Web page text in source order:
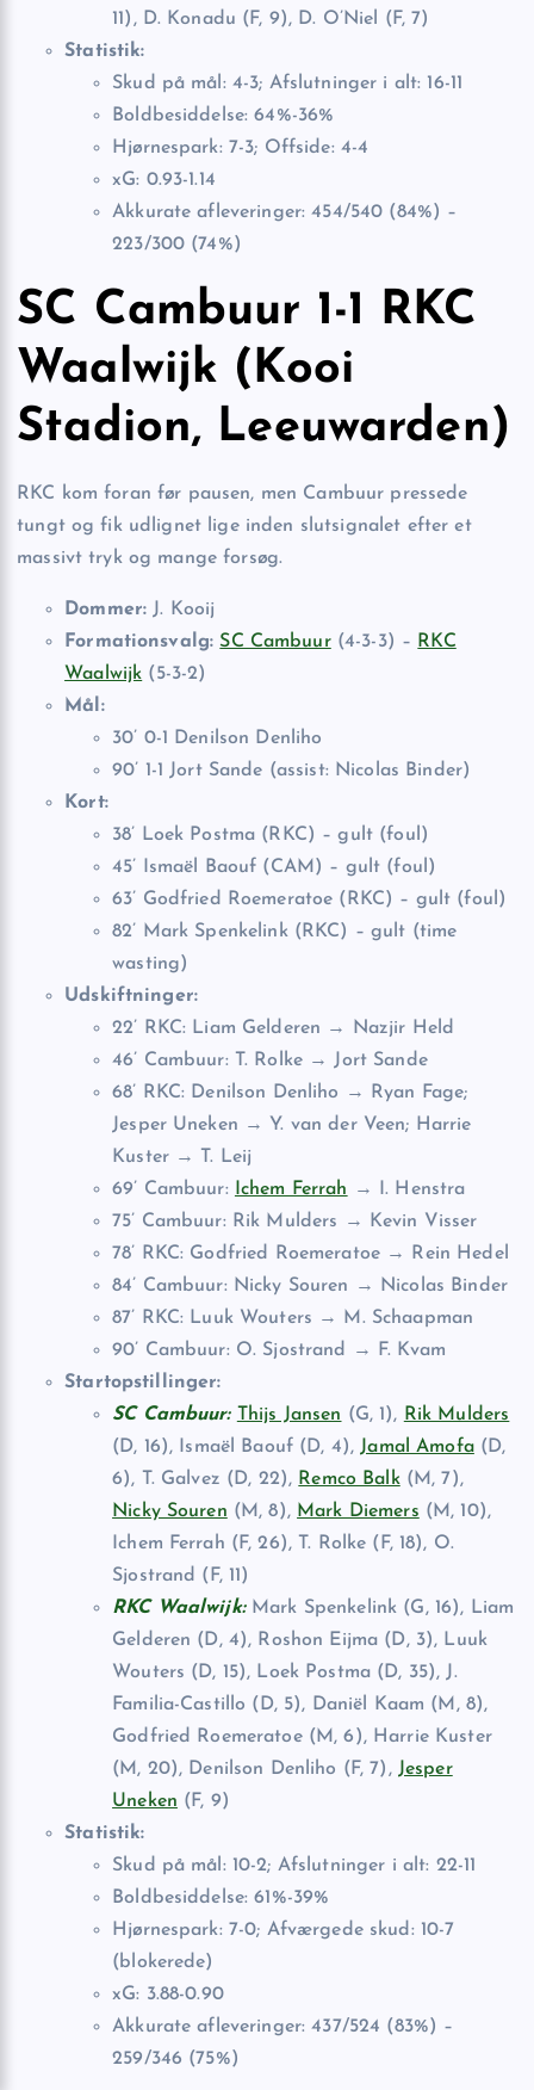
11), D. Konadu (F, 9), D. O’Niel (F, 7)
Statistik:
Skud på mål: 4-3; Afslutninger i alt: 16-11
Boldbesiddelse: 64%-36%
Hjørnespark: 7-3; Offside: 4-4
xG: 0.93-1.14
Akkurate afleveringer: 454/540 (84%) –
223/300 (74%)
SC Cambuur 1-1 RKC
Waalwijk (Kooi
Stadion, Leeuwarden)
RKC kom foran før pausen, men Cambuur pressede
tungt og fik udlignet lige inden slutsignalet efter et
massivt tryk og mange forsøg.
Dommer: J. Kooij
Formationsvalg: SC Cambuur(4-3-3) – RKC
Waalwijk (5-3-2)
Mål:
30’ 0-1 Denilson Denliho
90’ 1-1 Jort Sande (assist: Nicolas Binder)
Kort:
38’ Loek Postma (RKC) – gult (foul)
45’ Ismaël Baouf (CAM) – gult (foul)
63’ Godfried Roemeratoe (RKC) – gult (foul)
82’ Mark Spenkelink (RKC) – gult (time
wasting)
Udskiftninger:
22’ RKC: Liam Gelderen → Nazjir Held
46’ Cambuur: T. Rolke → Jort Sande
68’ RKC: Denilson Denliho → Ryan Fage;
Jesper Uneken → Y. van der Veen; Harrie
Kuster → T. Leij
69’ Cambuur: Ichem Ferrah
→ I. Henstra
75’ Cambuur: Rik Mulders → Kevin Visser
78’ RKC: Godfried Roemeratoe → Rein Hedel
84’ Cambuur: Nicky Souren → Nicolas Binder
87’ RKC: Luuk Wouters → M. Schaapman
90’ Cambuur: O. Sjostrand → F. Kvam
Startopstillinger:
SC Cambuur: Thijs Jansen (G, 1), Rik Mulders
(D, 16), Ismaël Baouf (D, 4),Jamal Amofa(D,
6), T. Galvez (D, 22), Remco Balk(M, 7),
Nicky Souren (M, 8), Mark Diemers (M, 10),
Ichem Ferrah (F, 26), T. Rolke (F, 18), O.
Sjostrand (F, 11)
RKC Waalwijk:Mark Spenkelink (G, 16), Liam
Gelderen (D, 4), Roshon Eijma (D, 3), Luuk
Wouters (D, 15), Loek Postma (D, 35), J.
Familia-Castillo (D, 5), Daniël Kaam (M, 8),
Godfried Roemeratoe (M, 6), Harrie Kuster
(M, 20), Denilson Denliho (F, 7), Jesper
Uneken (F, 9)
Statistik:
Skud på mål: 10-2; Afslutninger i alt: 22-11
Boldbesiddelse: 61%-39%
Hjørnespark: 7-0; Afværgede skud: 10-7
(blokerede)
xG: 3.88-0.90
Akkurate afleveringer: 437/524 (83%) –
259/346 (75%)